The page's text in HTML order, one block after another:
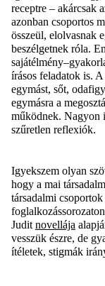
receptre – akárcsak
azonban csoportos
összeül, elolvasnak
beszélgetnek róla.
sajátélmény–
írásos feladatok is.
egymást, sőt,
egymásra a
működnek. Nagyon
szűretlen reflexiók.
Igyekszem olyan
hogy a mai
társadalmi
Judit novellája
vesszük észre, de
ítéletek, stigmák